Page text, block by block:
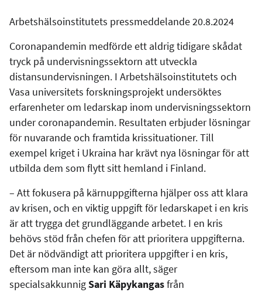
Arbetshälsoinstitutets pressmeddelande 20.8.2024
Coronapandemin medförde ett aldrig tidigare skådat
tryck på undervisningssektorn att utveckla
distansundervisningen. I Arbetshälsoinstitutets och
Vasa universitets forskningsprojekt undersöktes
erfarenheter om ledarskap inom undervisningssektorn
under coronapandemin. Resultaten erbjuder lösningar
för nuvarande och framtida krissituationer. Till
exempel kriget i Ukraina har krävt nya lösningar för att
utbilda dem som flytt sitt hemland i Finland.
– Att fokusera på kärnuppgifterna hjälper oss att klara
av krisen, och en viktig uppgift för ledarskapet i en kris
är att trygga det grundläggande arbetet. I en kris
behövs stöd från chefen för att prioritera uppgifterna.
Det är nödvändigt att prioritera uppgifter i en kris,
eftersom man inte kan göra allt, säger
specialsakkunnigSari Käpykangasfrån